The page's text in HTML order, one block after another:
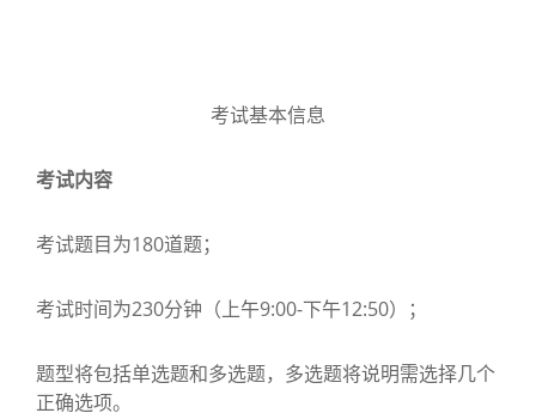
考试基本信息
考试内容
考试题目为180道题；
考试时间为230分钟（上午9:00-下午12:50）；
题型将包括单选题和多选题，多选题将说明需选择几个
正确选项。